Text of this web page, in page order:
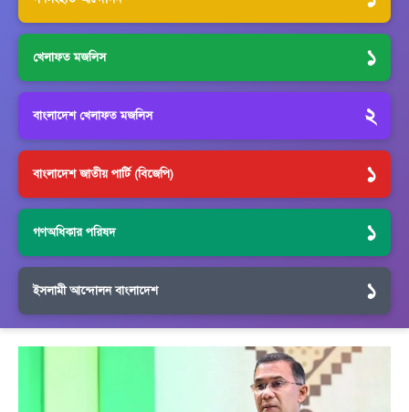
খেলাফত মজলিস ১
বাংলাদেশ খেলাফত মজলিস ২
বাংলাদেশ জাতীয় পার্টি (বিজেপি) ১
গণঅধিকার পরিষদ ১
ইসলামী আন্দোলন বাংলাদেশ ১